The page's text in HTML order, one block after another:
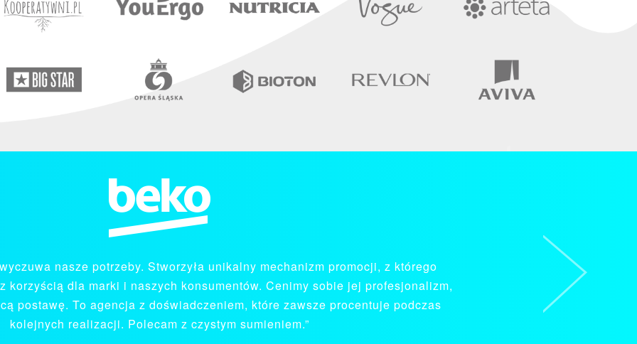
naszej współpracy, docenianym przez naszą instytucję, jest pełen
niezwykła precyzja i solidność w wykonywaniu zleceń.”
Next